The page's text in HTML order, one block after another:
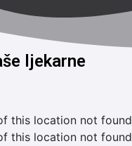
ljekarne
this location not found
this location not found